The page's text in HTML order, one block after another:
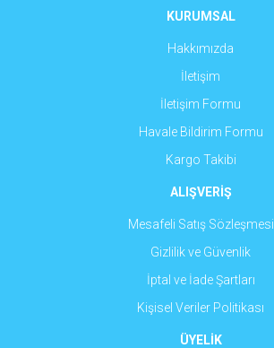
Ürün fiyatı diğer sitelerden daha pahalı.
Gönder
KURUMSAL
Hakkımızda
İletişim
İletişim Formu
Havale Bildirim Formu
Kargo Takibi
ALIŞVERİŞ
Mesafeli Satış Sözleşmesi
Gizlilik ve Güvenlik
İptal ve İade Şartları
Kişisel Veriler Politikası
ÜYELİK